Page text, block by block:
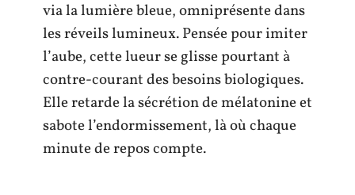
via la lumière bleue, omniprésente dans
les réveils lumineux. Pensée pour imiter
l’aube, cette lueur se glisse pourtant à
contre-courant des besoins biologiques.
Elle retarde la sécrétion de mélatonine et
sabote l’endormissement, là où chaque
minute de repos compte.